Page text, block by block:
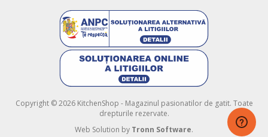
Copyright © 2026 KitchenShop - Magazinul pasionatilor de gatit. Toate
drepturile rezervate.
Web Solution by Tronn Software.